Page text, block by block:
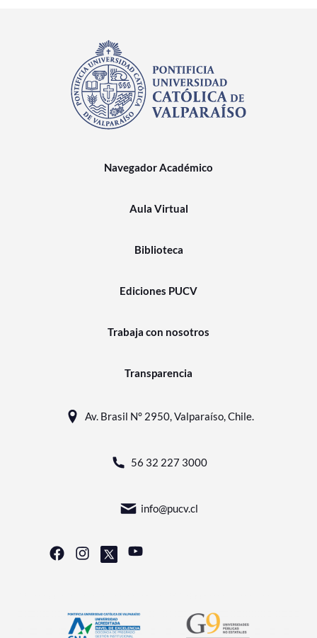
Navegador Académico
Aula Virtual
Biblioteca
Ediciones PUCV
Trabaja con nosotros
Transparencia
Av. Brasil N° 2950, Valparaíso, Chile.
56 32 227 3000
info@pucv.cl